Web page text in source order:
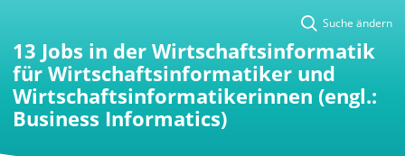
Suche ändern
13 Jobs in der Wirtschaftsinformatik
für Wirtschaftsinformatiker und
Wirtschaftsinformatikerinnen (engl.:
Business Informatics)